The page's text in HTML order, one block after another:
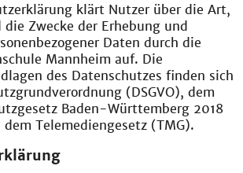
klärt Nutzer über die Art,
Zwecke der Erhebung und
Daten durch die
Mannheim auf. Die
des Datenschutzes finden sich
(DSGVO), dem
Baden-Württemberg 2018
Telemediengesetz (TMG).